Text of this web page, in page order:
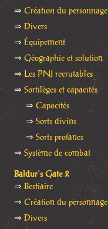
⇒ Création du personnage
⇒ Divers
⇒ Équipement
⇒ Géographie et solution
⇒ Les PNJ recrutables
⇒ Sortilèges et capacités
⇒ Capacités
⇒ Sorts divins
⇒ Sorts profanes
⇒ Système de combat
Baldur's Gate 2
⇒ Bestiaire
⇒ Création du personnage
⇒ Divers